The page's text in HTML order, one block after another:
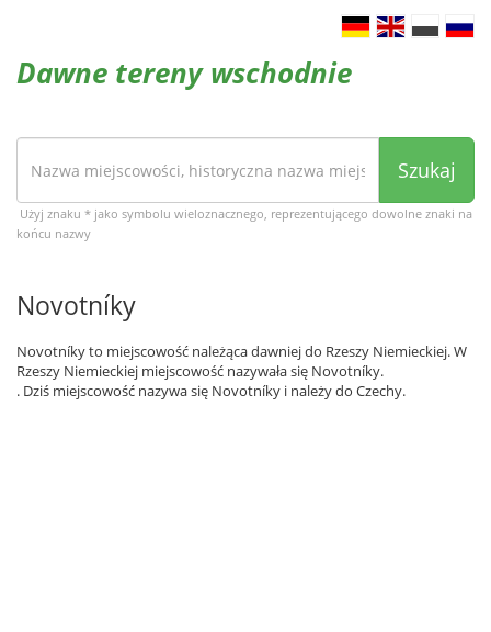
Dawne tereny wschodnie
Szukaj
Użyj znaku * jako symbolu wieloznacznego, reprezentującego dowolne znaki na
końcu nazwy
Novotníky
Novotníky to miejscowość należąca dawniej do Rzeszy Niemieckiej. W
Rzeszy Niemieckiej miejscowość nazywała się Novotníky.
. Dziś miejscowość nazywa się Novotníky i należy do Czechy.